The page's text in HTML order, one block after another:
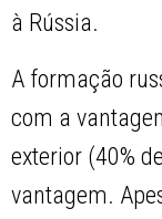
à Rússia.
A formação
com a
exterior (40%
vantagem.